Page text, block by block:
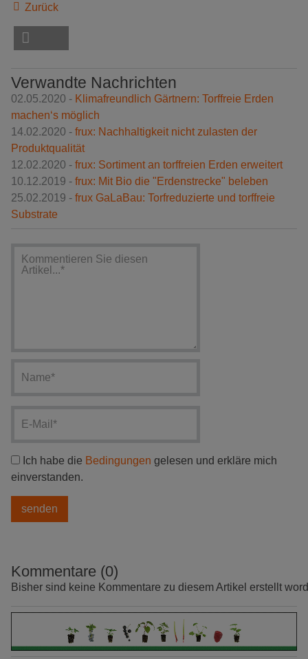
Zurück
Verwandte Nachrichten
02.05.2020 - Klimafreundlich Gärtnern: Torffreie Erden
machen‘s möglich
14.02.2020 - frux: Nachhaltigkeit nicht zulasten der
Produktqualität
12.02.2020 - frux: Sortiment an torffreien Erden erweitert
10.12.2019 - frux: Mit Bio die "Erdenstrecke" beleben
25.02.2019 - frux GaLaBau: Torfreduzierte und torffreie
Substrate
Ich habe die Bedingungen gelesen und erkläre mich
einverstanden.
Kommentare (0)
Bisher sind keine Kommentare zu diesem Artikel erstellt